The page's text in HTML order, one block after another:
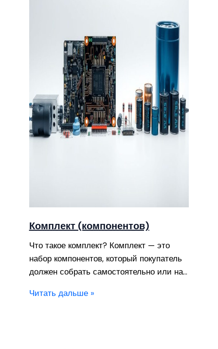
Комплект (компонентов)
Что такое комплект? Комплект — это
набор компонентов, который покупатель
должен собрать самостоятельно или на…
Читать дальше »